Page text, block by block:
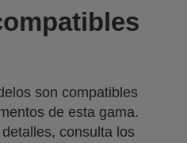
son compatibles
de esta gama.
consulta los